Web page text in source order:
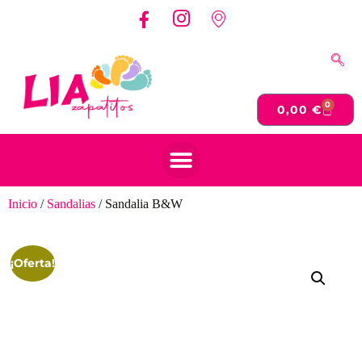
0,00€ 0
Inicio / Sandalias / Sandalia B&W
¡Oferta!